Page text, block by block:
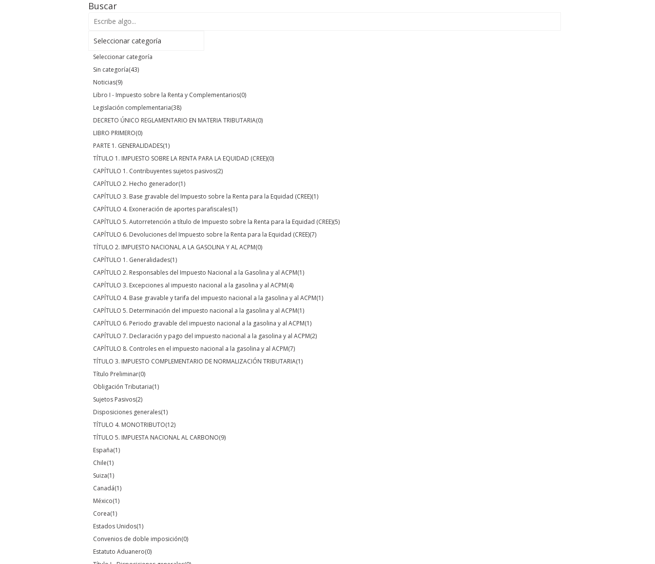
Buscar
Seleccionar categoría
Seleccionar categoría
Sin categoría(43)
Noticias(9)
Libro I - Impuesto sobre la Renta y Complementarios(0)
Legislación complementaria(38)
DECRETO ÚNICO REGLAMENTARIO EN MATERIA TRIBUTARIA(0)
LIBRO PRIMERO(0)
PARTE 1. GENERALIDADES(1)
TÍTULO 1. IMPUESTO SOBRE LA RENTA PARA LA EQUIDAD (CREE)(0)
CAPÍTULO 1. Contribuyentes sujetos pasivos(2)
CAPÍTULO 2. Hecho generador(1)
CAPÍTULO 3. Base gravable del Impuesto sobre la Renta para la Equidad (CREE)(1)
CAPÍTULO 4. Exoneración de aportes parafiscales(1)
CAPÍTULO 5. Autorretención a título de Impuesto sobre la Renta para la Equidad (CREE)(5)
CAPÍTULO 6. Devoluciones del Impuesto sobre la Renta para la Equidad (CREE)(7)
TÍTULO 2. IMPUESTO NACIONAL A LA GASOLINA Y AL ACPM(0)
CAPÍTULO 1. Generalidades(1)
CAPÍTULO 2. Responsables del Impuesto Nacional a la Gasolina y al ACPM(1)
CAPÍTULO 3. Excepciones al impuesto nacional a la gasolina y al ACPM(4)
CAPÍTULO 4. Base gravable y tarifa del impuesto nacional a la gasolina y al ACPM(1)
CAPÍTULO 5. Determinación del impuesto nacional a la gasolina y al ACPM(1)
CAPÍTULO 6. Periodo gravable del impuesto nacional a la gasolina y al ACPM(1)
CAPÍTULO 7. Declaración y pago del impuesto nacional a la gasolina y al ACPM(2)
CAPÍTULO 8. Controles en el impuesto nacional a la gasolina y al ACPM(7)
TÍTULO 3. IMPUESTO COMPLEMENTARIO DE NORMALIZACIÓN TRIBUTARIA(1)
Título Preliminar(0)
Obligación Tributaria(1)
Sujetos Pasivos(2)
Disposiciones generales(1)
TÍTULO 4. MONOTRIBUTO(12)
TÍTULO 5. IMPUESTA NACIONAL AL CARBONO(9)
España(1)
Chile(1)
Suiza(1)
Canadá(1)
México(1)
Corea(1)
Estados Unidos(1)
Convenios de doble imposición(0)
Estatuto Aduanero(0)